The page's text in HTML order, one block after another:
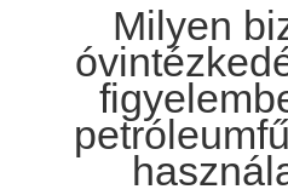
Milyen